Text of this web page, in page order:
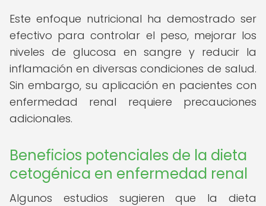
Este enfoque nutricional ha demostrado ser
efectivo para controlar el peso, mejorar los
niveles de glucosa en sangre y reducir la
inflamación en diversas condiciones de salud.
Sin embargo, su aplicación en pacientes con
enfermedad renal requiere precauciones
adicionales.
Beneficios potenciales de la dieta
cetogénica en enfermedad renal
Algunos estudios sugieren que la dieta